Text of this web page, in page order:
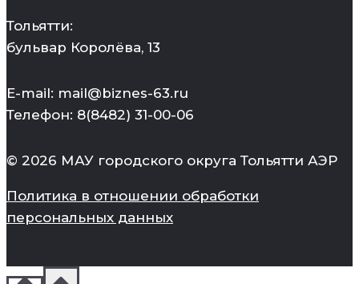
Тольятти:
бульвар Королёва, 13
E-mail: mail@biznes-63.ru
Телефон: 8(8482) 31-00-06
© 2026 МАУ городского округа Тольятти АЭР
Политика в отношении обработки
персональных данных